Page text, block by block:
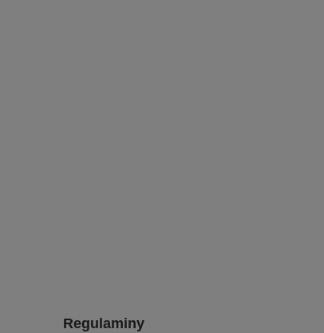
Regulaminy